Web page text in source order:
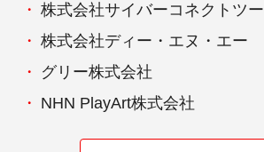
株式会社サイバーコネクトツー
株式会社ディー・エヌ・エー
グリー株式会社
NHN PlayArt株式会社